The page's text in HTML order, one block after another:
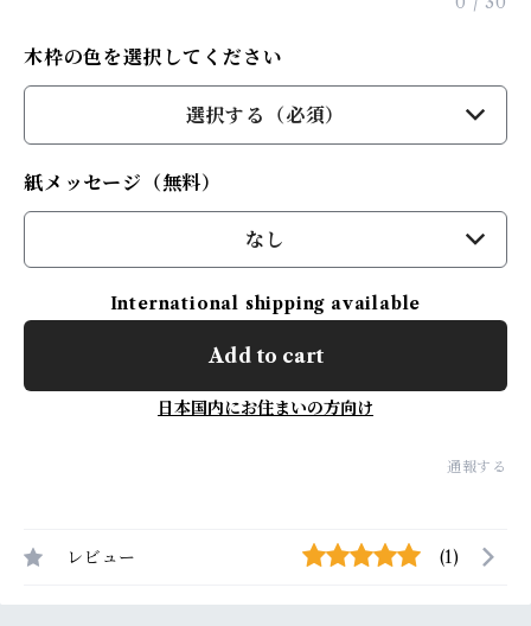
木枠の色を選択してください
選択する（必須）
紙メッセージ（無料）
なし
International shipping available
Add to cart
日本国内にお住まいの方向け
通報する
レビュー (1)